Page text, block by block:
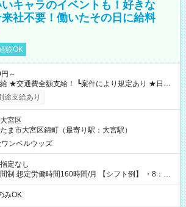
キャラのイベントも！好きな
社不要！働いたその日に給料
験OK
～
り ★日払
定あり） ┗働いたその日に現金GET♪ お仕事後はコ
日払い分を引き落とせます！ 【試用期間】試
途支給あり
宮区
ま市大宮区錦町（最寄り駅：大宮駅）
ンベルウッズ
定なし
労働時間160時間/月 【シフト例】 ・8：00
みOK